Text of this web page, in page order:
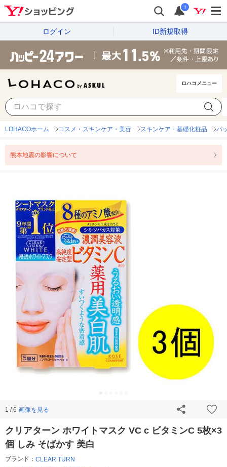
i
ログイン ID新規取得
ロハコメニュー
LOHACOホーム コスメ・スキンケア・美容 スキンケア・基礎化粧品 パ
熊本地震の影響について
1 / 6 画像を見る
クリアターン ホワイトマスク VC c ビタミンC 5枚×3
個 しみ そばかす 美白
ブランド： CLEAR TURN